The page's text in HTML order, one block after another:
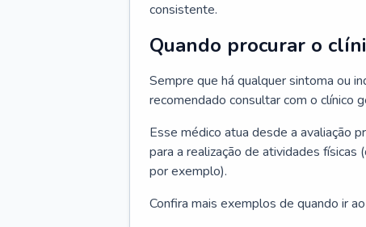
consistente.
Quando procurar o
Sempre que há qualquer sintoma ou
recomendado consultar com o clínico
Esse médico atua desde a avaliação
para a realização de atividades físicas
por exemplo).
Confira mais exemplos de quando ir